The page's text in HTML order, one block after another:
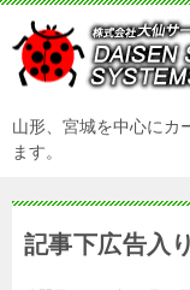
山形、宮城を中心にカ
ます。
記事下広告入